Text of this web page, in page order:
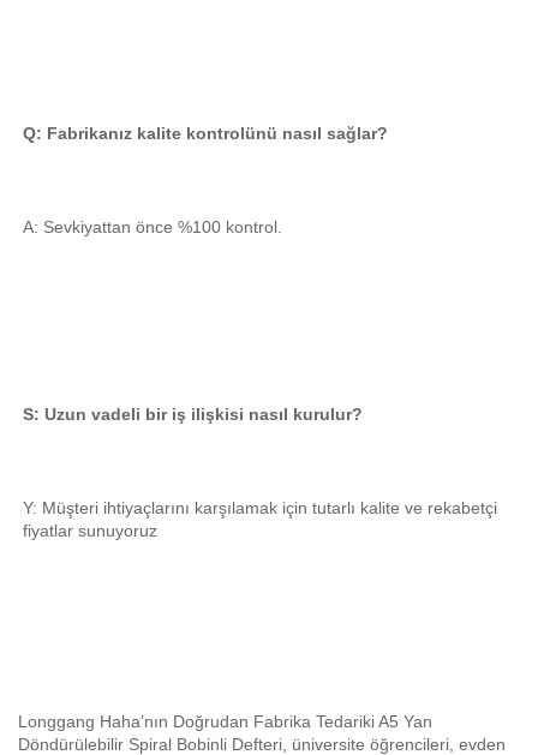
Q: Fabrikanız kalite kontrolünü nasıl sağlar?
A: Sevkiyattan önce %100 kontrol.
S: Uzun vadeli bir iş ilişkisi nasıl kurulur?
Y: Müşteri ihtiyaçlarını karşılamak için tutarlı kalite ve rekabetçi
fiyatlar sunuyoruz
Longgang Haha’nın Doğrudan Fabrika Tedariki A5 Yan
Döndürülebilir Spiral Bobinli Defteri, üniversite öğrencileri, evden